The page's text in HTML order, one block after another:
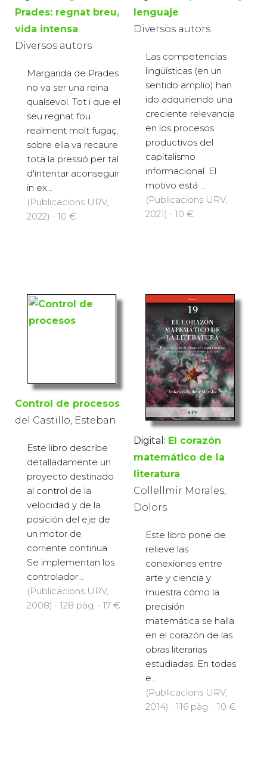
Prades: regnat breu,
vida intensa
Diversos autors
Margarida de Prades
no va ser una reina
qualsevol. Tot i que el
seu regnat fou
realment molt fugaç,
sobre ella va recaure
tota la pressió per tal
d'intentar aconseguir
in ex...
(Publicacions URV,
2022) · 10 €
lenguaje
Diversos autors
Las competencias
lingüísticas (en un
sentido amplio) han
ido adquiriendo una
creciente relevancia
en los procesos
productivos del
capitalismo
informacional. El
motivo está ...
(Publicacions URV,
2021) · 10 €
Control de procesos
del Castillo, Esteban
Este libro describe
detalladamente un
proyecto destinado
al control de la
velocidad y de la
posición del eje de
un motor de
corriente continua.
Se implementan los
controlador...
(Publicacions URV,
2008) · 128 pàg. · 17 €
Digital: El corazón
matemático de la
literatura
Collellmir Morales,
Dolors
Este libro pone de
relieve las
conexiones entre
arte y ciencia y
muestra cómo la
precisión
matemática se halla
en el corazón de las
obras literarias
estudiadas. En todas
e...
(Publicacions URV,
2014) · 116 pàg. · 10 €